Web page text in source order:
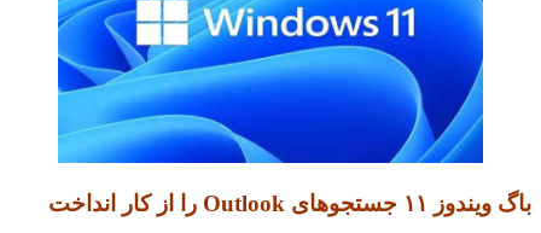
باگ ویندوز ۱۱ جستجو‌های Outlook را از کار انداخت